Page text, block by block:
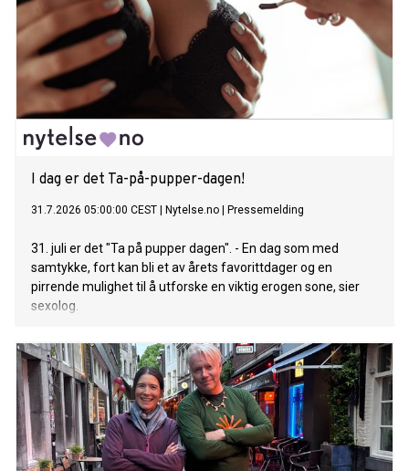
I dag er det Ta-på-pupper-dagen!
31.7.2026 05:00:00 CEST Nytelse.no Pressemelding
31. juli er det "Ta på pupper dagen". - En dag som med
samtykke, fort kan bli et av årets favorittdager og en
pirrende mulighet til å utforske en viktig erogen sone, sier
sexolog.